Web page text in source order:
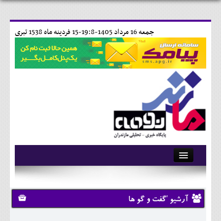
15 فردينه ماه 1538 تبری جمعه 16 مرداد 1405-19:8-
آرشیو
تماس با ما
وبلاگ
آرشیو 'گفت و گو ها